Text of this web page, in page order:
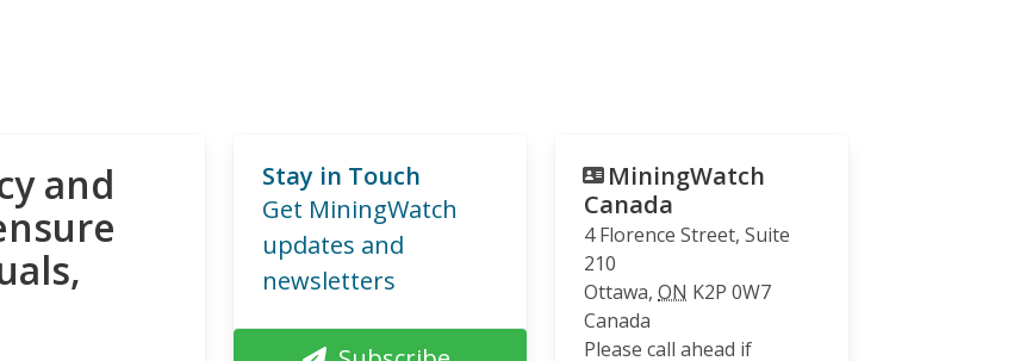
and
Stay in Touch
Get MiningWatch
updates and
newsletters
MiningWatch
Canada
4 Florence Street, Suite
210
Ottawa, ON K2P 0W7
Canada
Please call ahead if